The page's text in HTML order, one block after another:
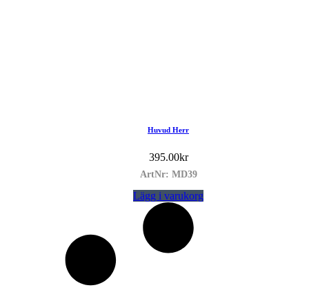
Huvud Herr
395.00kr
ArtNr: MD39
Lägg i varukorg